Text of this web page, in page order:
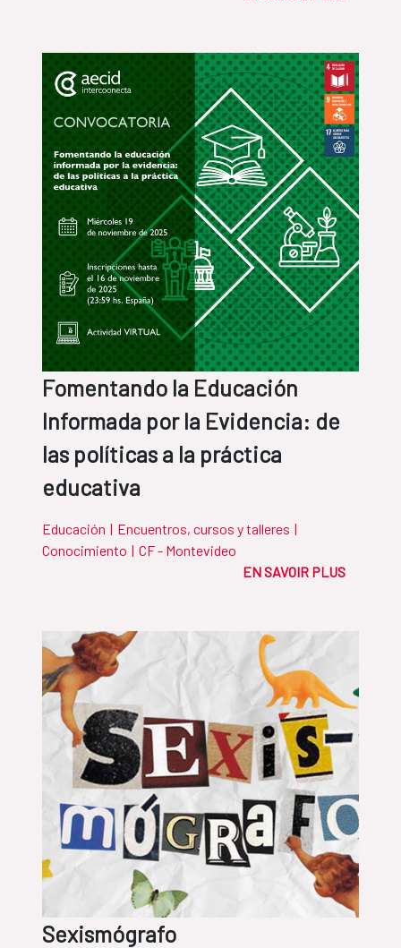
Fomentando la Educación
Informada por la Evidencia: de
las políticas a la práctica
educativa
Educación | Encuentros, cursos y talleres |
Conocimiento | CF - Montevideo
EN SAVOIR PLUS
Sexismógrafo